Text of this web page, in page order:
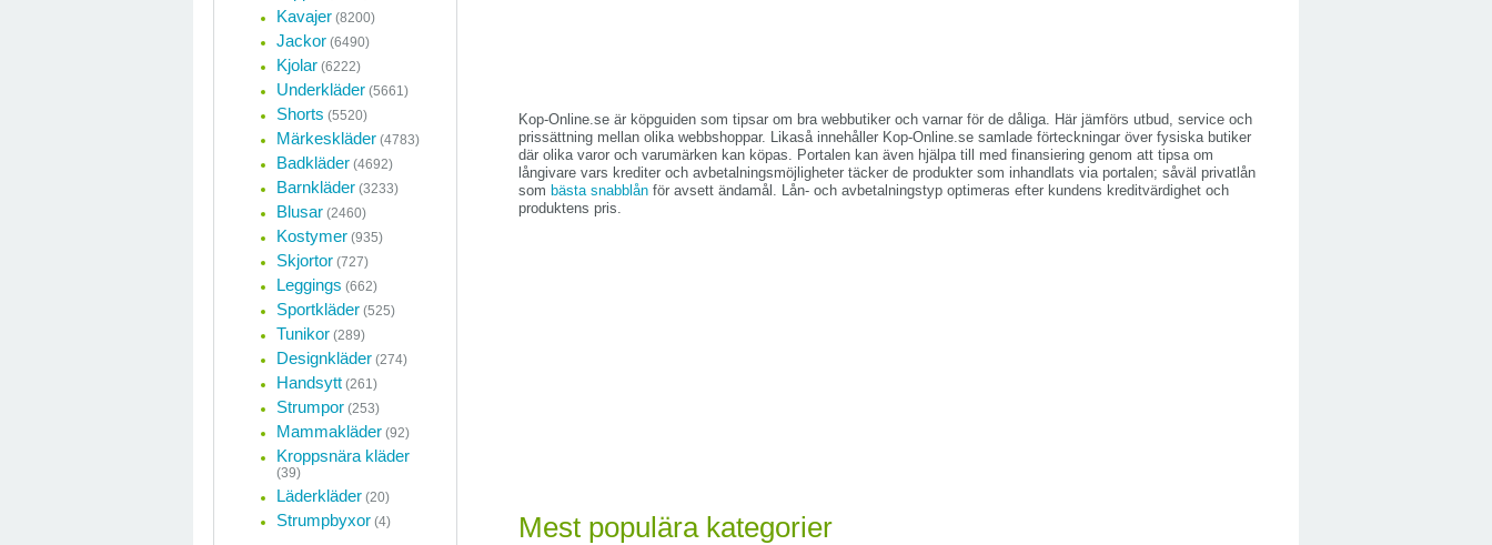
Kop-Online.se är köpguiden som tipsar om bra webbutiker och varnar för de dåliga. Här jämförs utbud, service och
prissättning mellan olika webbshoppar. Likaså innehåller Kop-Online.se samlade förteckningar över fysiska butiker
där olika varor och varumärken kan köpas. Portalen kan även hjälpa till med finansiering genom att tipsa om
långivare vars krediter och avbetalningsmöjligheter täcker de produkter som inhandlats via portalen; såväl privatlån
som bästa snabblån för avsett ändamål. Lån- och avbetalningstyp optimeras efter kundens kreditvärdighet och
produktens pris.
Mest populära kategorier
Kavajer (8200)
Jackor (6490)
Kjolar (6222)
Underkläder (5661)
Shorts (5520)
Märkeskläder (4783)
Badkläder (4692)
Barnkläder (3233)
Blusar (2460)
Kostymer (935)
Skjortor (727)
Leggings (662)
Sportkläder (525)
Tunikor (289)
Designkläder (274)
Handsytt (261)
Strumpor (253)
Mammakläder (92)
Kroppsnära kläder
(39)
Läderkläder (20)
Strumpbyxor (4)